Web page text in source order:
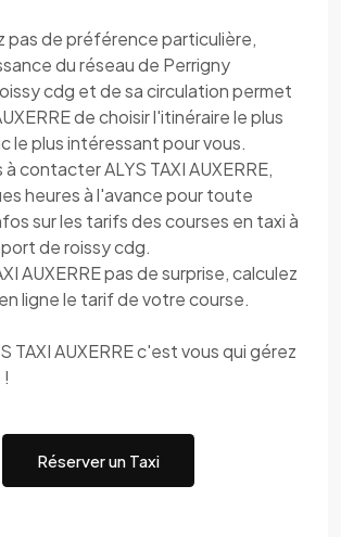
pas de préférence particulière,
du réseau de Perrigny
cdg et de sa circulation permet
de choisir l'itinéraire le plus
le plus intéressant pour vous.
contacter ALYS TAXI AUXERRE,
heures à l'avance pour toute
sur les tarifs des courses en taxi à
de roissy cdg.
AUXERRE pas de surprise, calculez
ligne le tarif de votre course.
TAXI AUXERRE c'est vous qui gérez
Réserver un Taxi